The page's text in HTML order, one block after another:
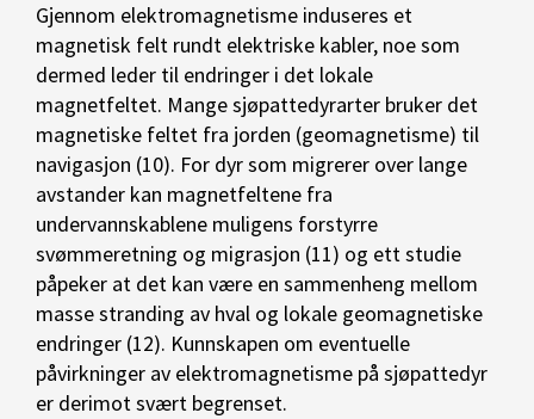
Gjennom elektromagnetisme induseres et
magnetisk felt rundt elektriske kabler, noe som
dermed leder til endringer i det lokale
magnetfeltet. Mange sjøpattedyrarter bruker det
magnetiske feltet fra jorden (geomagnetisme) til
navigasjon (10). For dyr som migrerer over lange
avstander kan magnetfeltene fra
undervannskablene muligens forstyrre
svømmeretning og migrasjon (11) og ett studie
påpeker at det kan være en sammenheng mellom
masse stranding av hval og lokale geomagnetiske
endringer (12). Kunnskapen om eventuelle
påvirkninger av elektromagnetisme på sjøpattedyr
er derimot svært begrenset.